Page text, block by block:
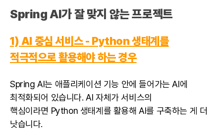
Spring AI가 잘 맞지 않는 프로젝트
1) AI 중심 서비스 - Python 생태계를
적극적으로 활용해야 하는 경우
Spring AI는 애플리케이션 기능 안에 들어가는 AI에
최적화되어 있습니다. AI 자체가 서비스의
핵심이라면 Python 생태계를 활용해 AI를 구축하는 게 더
낫습니다.